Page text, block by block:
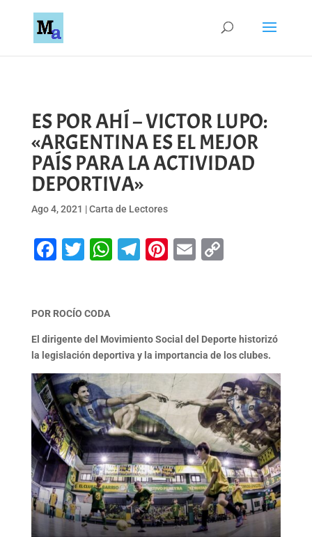
ES POR AHÍ – VICTOR LUPO:
«ARGENTINA ES EL MEJOR
PAÍS PARA LA ACTIVIDAD
DEPORTIVA»
Ago 4, 2021 |Carta de Lectores
Facebook
Twitter
WhatsApp
Telegram
Pinterest
EmailCopy
POR ROCÍO CODA
El dirigente del Movimiento Social del Deporte historizó
la legislación deportiva y la importancia de los clubes.